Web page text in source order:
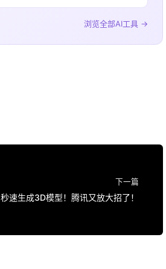
浏览全部AI工具 →
下一篇
秒速生成3D模型！腾讯又放大招了！